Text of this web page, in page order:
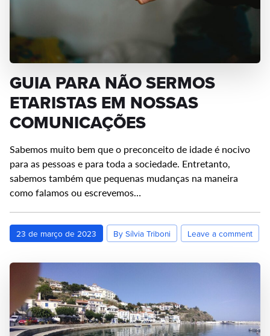
GUIA PARA NÃO SERMOS
ETARISTAS EM NOSSAS
COMUNICAÇÕES
Sabemos muito bem que o preconceito de idade é nocivo
para as pessoas e para toda a sociedade. Entretanto,
sabemos também que pequenas mudanças na maneira
como falamos ou escrevemos…
23 de março de 2023 By Sílvia Triboni Leave a comment